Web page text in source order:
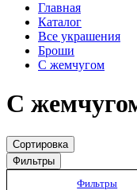
Главная
Каталог
Все украшения
Броши
С жемчугом
С
Сортировка
Фильтры
Фильтры